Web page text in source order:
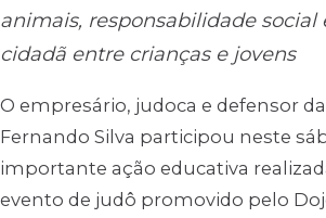
animais, responsabilidade social
cidadã entre crianças e jovens
O empresário, judoca e defensor
Fernando Silva participou neste
importante ação educativa
evento de judô promovido pelo